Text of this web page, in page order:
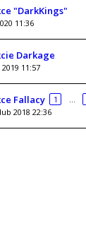
"DarkKings"
11:36
Darkage
11:57
Fallacy 1 …
2018 22:36